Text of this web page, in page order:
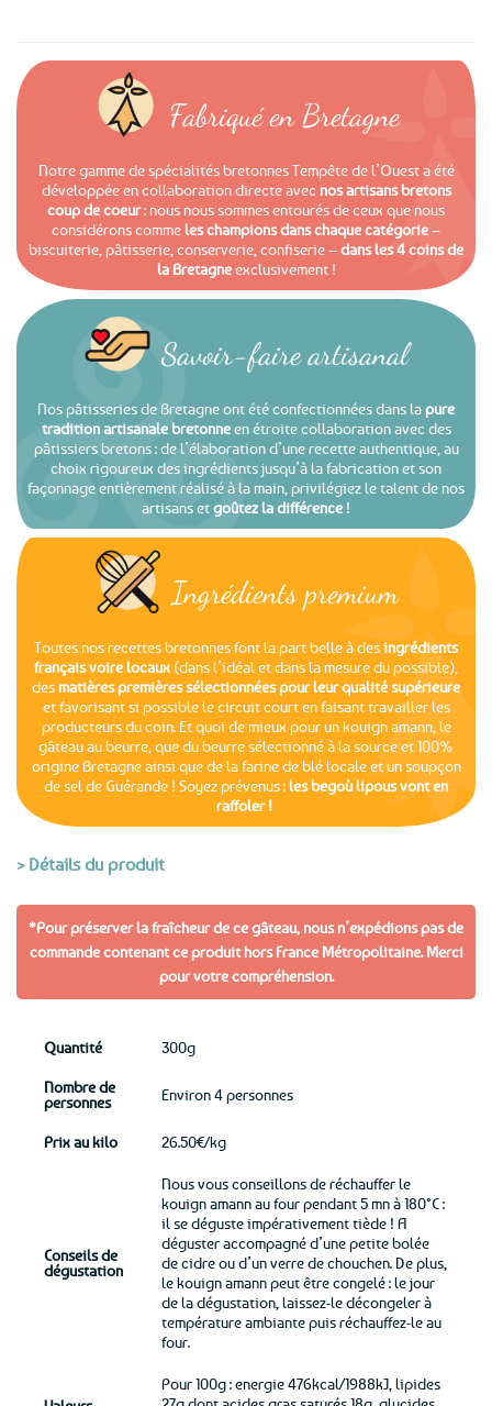
Fabriqué en Bretagne
Notre gamme de spécialités bretonnes Tempête de l’Ouest a été
développée en collaboration directe avec nos artisans bretons
coup de coeur: nous nous sommes entourés de ceux que nous
considérons comme les champions dans chaque catégorie–
biscuiterie, pâtisserie, conserverie, confiserie –dans les 4 coins de
la Bretagneexclusivement !
Savoir-faire artisanal
Nos pâtisseries de Bretagne ont été confectionnées dans la pure
tradition artisanale bretonneen étroite collaboration avec des
pâtissiers bretons : de l’élaboration d’une recette authentique, au
choix rigoureux des ingrédients jusqu’à la fabrication et son
façonnage entièrement réalisé à la main, privilégiez le talent de nos
artisans etgoûtez la différence !
Ingrédients premium
Toutes nos recettes bretonnes font la part belle à desingrédients
français voire locaux (dans l’idéal et dans la mesure du possible),
des matières premières sélectionnées pour leur qualité supérieure
et favorisant si possible le circuit court en faisant travailler les
producteurs du coin. Et quoi de mieux pour un kouign amann, le
gâteau au beurre, que du beurre sélectionné à la source et 100%
origine Bretagne ainsi que de la farine de blé locale et un soupçon
de sel de Guérande ! Soyez prévenus :les begoù lipous vont en
raffoler !
> Détails du produit
*Pour préserver la fraîcheur de ce gâteau, nous n’expédions pas de
commande contenant ce produit hors France Métropolitaine. Merci
pour votre compréhension.
Quantité 300g
Nombre de
personnes
Environ 4 personnes
Prix au kilo 26.50€/kg
Conseils de
dégustation
Nous vous conseillons de réchauffer le
kouign amann au four pendant 5 mn à 180°C :
il se déguste impérativement tiède ! A
déguster accompagné d’une petite bolée
de cidre ou d’un verre de chouchen. De plus,
le kouign amann peut être congelé : le jour
de la dégustation, laissez-le décongeler à
température ambiante puis réchauffez-le au
four.
Pour 100g : energie 476kcal/1988kJ, lipides